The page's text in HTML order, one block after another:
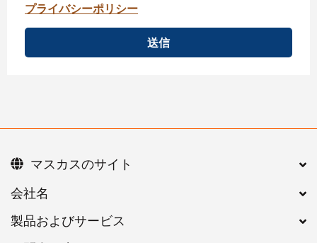
プライバシーポリシー
送信
会社名
製品およびサービス
マスカスのサイト